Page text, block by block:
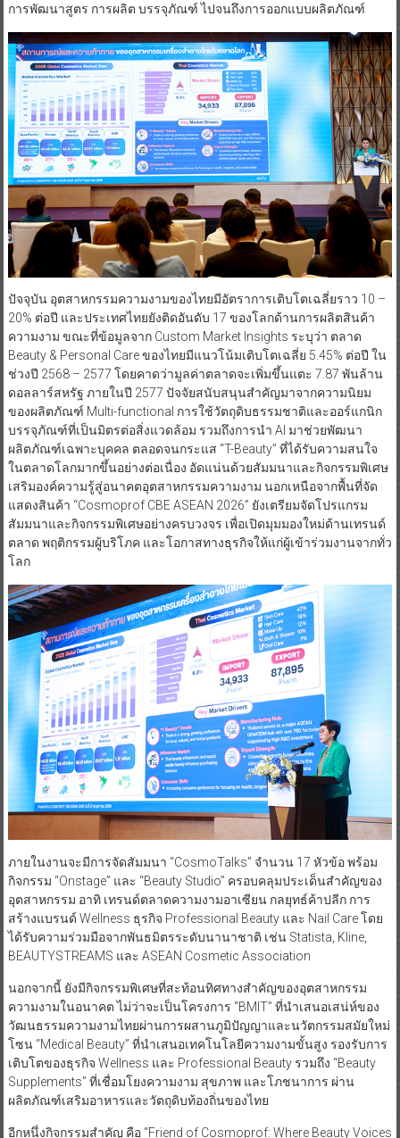
การพัฒนาสูตร การผลิต บรรจุภัณฑ์ ไปจนถึงการออกแบบผลิตภัณฑ์
ปัจจุบัน อุตสาหกรรมความงามของไทยมีอัตราการเติบโตเฉลี่ยราว 10 –
20% ต่อปี และประเทศไทยยังติดอันดับ 17 ของโลกด้านการผลิตสินค้า
ความงาม ขณะที่ข้อมูลจาก Custom Market Insights ระบุว่า ตลาด
Beauty & Personal Care ของไทยมีแนวโน้มเติบโตเฉลี่ย 5.45% ต่อปี ใน
ช่วงปี 2568 – 2577 โดยคาดว่ามูลค่าตลาดจะเพิ่มขึ้นแตะ 7.87 พันล้าน
ดอลลาร์สหรัฐ ภายในปี 2577 ปัจจัยสนับสนุนสำคัญมาจากความนิยม
ของผลิตภัณฑ์ Multi-functional การใช้วัตถุดิบธรรมชาติและออร์แกนิก
บรรจุภัณฑ์ที่เป็นมิตรต่อสิ่งแวดล้อม รวมถึงการนำ AI มาช่วยพัฒนา
ผลิตภัณฑ์เฉพาะบุคคล ตลอดจนกระแส “T-Beauty” ที่ได้รับความสนใจ
ในตลาดโลกมากขึ้นอย่างต่อเนื่อง อัดแน่นด้วยสัมมนาและกิจกรรมพิเศษ
เสริมองค์ความรู้สู่อนาคตอุตสาหกรรมความงาม นอกเหนือจากพื้นที่จัด
แสดงสินค้า “Cosmoprof CBE ASEAN 2026” ยังเตรียมจัดโปรแกรม
สัมมนาและกิจกรรมพิเศษอย่างครบวงจร เพื่อเปิดมุมมองใหม่ด้านเทรนด์
ตลาด พฤติกรรมผู้บริโภค และโอกาสทางธุรกิจให้แก่ผู้เข้าร่วมงานจากทั่ว
โลก
ภายในงานจะมีการจัดสัมมนา “CosmoTalks” จำนวน 17 หัวข้อ พร้อม
กิจกรรม “Onstage” และ “Beauty Studio” ครอบคลุมประเด็นสำคัญของ
อุตสาหกรรม อาทิ เทรนด์ตลาดความงามอาเซียน กลยุทธ์ค้าปลีก การ
สร้างแบรนด์ Wellness ธุรกิจ Professional Beauty และ Nail Care โดย
ได้รับความร่วมมือจากพันธมิตรระดับนานาชาติ เช่น Statista, Kline,
BEAUTYSTREAMS และ ASEAN Cosmetic Association
นอกจากนี้ ยังมีกิจกรรมพิเศษที่สะท้อนทิศทางสำคัญของอุตสาหกรรม
ความงามในอนาคต ไม่ว่าจะเป็นโครงการ “BMIT” ที่นำเสนอเสน่ห์ของ
วัฒนธรรมความงามไทยผ่านการผสานภูมิปัญญาและนวัตกรรมสมัยใหม่
โซน “Medical Beauty” ที่นำเสนอเทคโนโลยีความงามขั้นสูง รองรับการ
เติบโตของธุรกิจ Wellness และ Professional Beauty รวมถึง “Beauty
Supplements” ที่เชื่อมโยงความงาม สุขภาพ และโภชนาการ ผ่าน
ผลิตภัณฑ์เสริมอาหารและวัตถุดิบท้องถิ่นของไทย
อีกหนึ่งกิจกรรมสำคัญ คือ “Friend of Cosmoprof: Where Beauty Voices